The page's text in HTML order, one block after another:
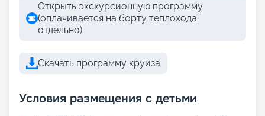
Открыть экскурсионную программу
(оплачивается на борту теплохода
отдельно)
Скачать программу круиза
Условия размещения с детьми